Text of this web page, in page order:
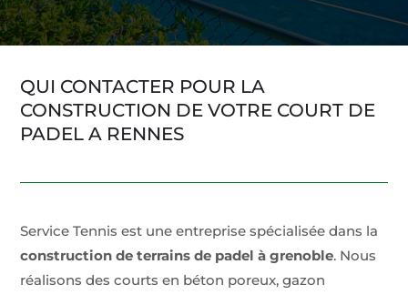
QUI CONTACTER POUR LA
CONSTRUCTION DE VOTRE COURT DE
PADEL A RENNES
Service Tennis est une entreprise spécialisée dans la
construction de terrains de padel à grenoble. Nous
réalisons des courts en béton poreux, gazon